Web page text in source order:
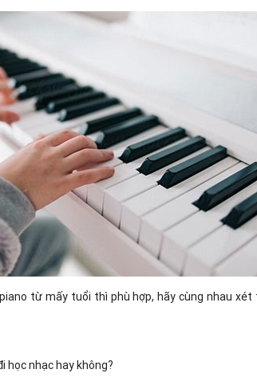
từ mấy tuổi thì phù hợp, hãy cùng nhau
học nhạc hay không?